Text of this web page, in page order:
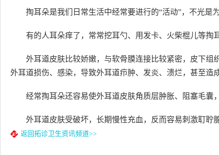
掏耳朵是我们日常生活中经常要进行的“活动”，不光是
有的人耳朵痒了，常常挖耳勺、用发卡、火柴棍儿等掏
外耳道皮肤比较娇嫩，与软骨膜连接比较紧密，皮下
外耳道损伤、感染，导致外耳道疖肿、发炎、溃烂，甚至造
经常掏耳朵还容易使外耳道皮肤角质层肿胀、阻塞毛囊
外耳道皮肤受破坏，长期慢性充血，反而容易刺激耵聍
返回拓诊卫生资讯频道>>